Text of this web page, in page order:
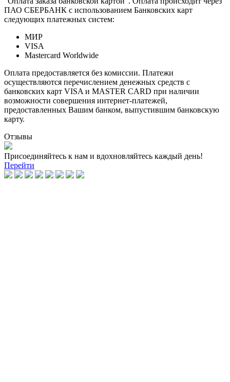
ПАО СБЕРБАНК с использованием Банковских карт
следующих платежных систем:
МИР
VISA
Mastercard Worldwide
Оплата предоставляется без комиссии. Платежи
осуществляются перечислением денежных средств с
банковских карт VISA и MASTER CARD при наличии
возможности совершения интернет-платежей,
предоставленных Вашим банком, выпустившим банковскую
карту.
Отзывы
Присоединяйтесь к нам и вдохновляйтесь каждый день!
Перейти